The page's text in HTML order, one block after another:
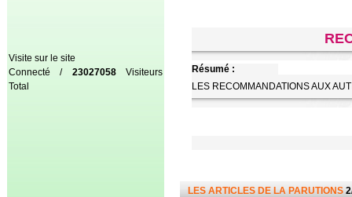
Visite sur le site
Connecté / 23027058Visiteurs
Total
Résumé :
LES RECOMMANDATIONS AUX
LES ARTICLES DE LA PARUTIONS